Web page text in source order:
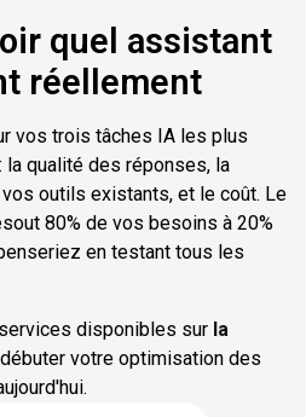
quel assistant
réellement
vos trois tâches IA les plus
qualité des réponses, la
outils existants, et le coût. Le
80% de vos besoins à 20%
en testant tous les
disponibles sur la
votre optimisation des